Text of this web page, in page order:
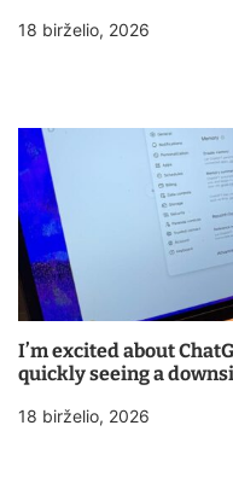
18 birželio, 2026
I’m excited about
quickly seeing a
18 birželio, 2026